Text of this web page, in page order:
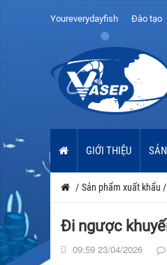
Youreverydayfish Đào tạo
GIỚI THIỆU
/ Sản phẩm xuất khẩu /
Đi ngược
09:59 23/04/2026